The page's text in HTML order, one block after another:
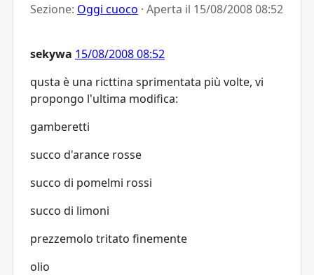
Sezione: Oggi cuoco · Aperta il 15/08/2008 08:52
sekywa 15/08/2008 08:52
qusta è una ricttina sprimentata più volte, vi
propongo l'ultima modifica:
gamberetti
succo d'arance rosse
succo di pomelmi rossi
succo di limoni
prezzemolo tritato finemente
olio